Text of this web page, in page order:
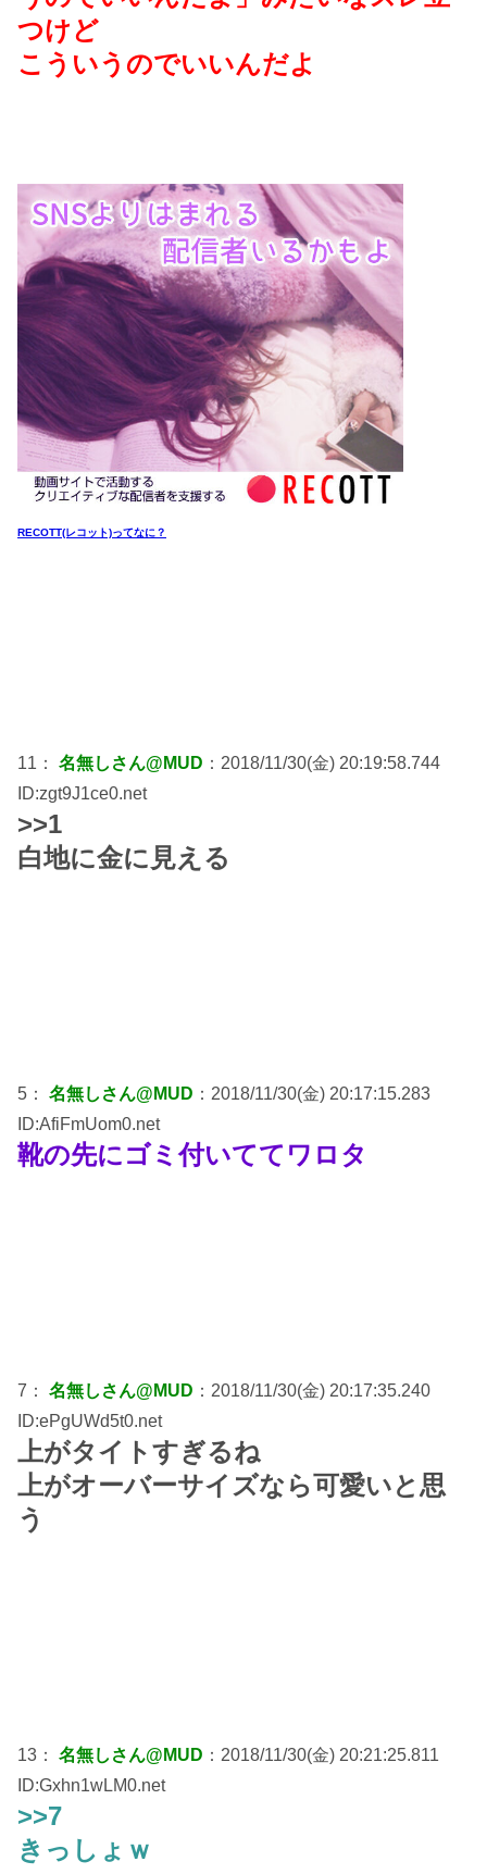
つけど
こういうのでいいんだよ
RECOTT(レコット)ってなに？
11： 名無しさん@MUD ：2018/11/30(金) 20:19:58.744
ID:zgt9J1ce0.net
>>1
白地に金に見える
5： 名無しさん@MUD ：2018/11/30(金) 20:17:15.283
ID:AfiFmUom0.net
靴の先にゴミ付いててワロタ
7： 名無しさん@MUD ：2018/11/30(金) 20:17:35.240
ID:ePgUWd5t0.net
上がタイトすぎるね
上がオーバーサイズなら可愛いと思
う
13： 名無しさん@MUD ：2018/11/30(金) 20:21:25.811
ID:Gxhn1wLM0.net
>>7
きっしょｗ